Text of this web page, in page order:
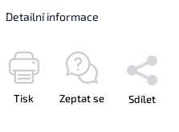
Detailní informace
Tisk Zeptat se Sdílet